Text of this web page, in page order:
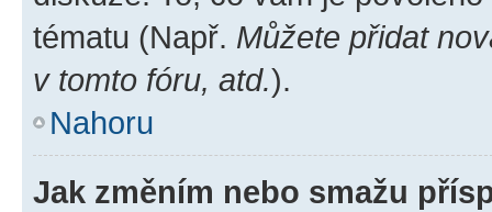
tématu (Např. Můžete přidat
v tomto fóru, atd.).
Nahoru
Jak změním nebo smažu